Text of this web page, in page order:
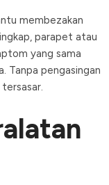
membezakan
parapet atau
yang sama
Tanpa pengasingan